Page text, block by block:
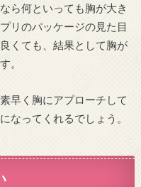
ら何といっても胸が大き
リのパッケージの見た目
くても、結果として胸が
。
早く胸にアプローチして
なってくれるでしょう。